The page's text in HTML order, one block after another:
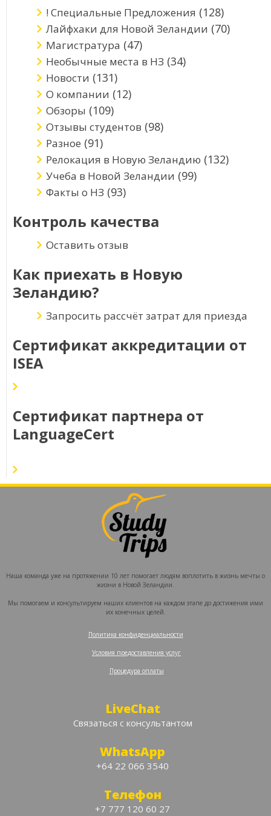
! Специальные Предложения (128)
Лайфхаки для Новой Зеландии (70)
Магистратура (47)
Необычные места в НЗ (34)
Новости (131)
О компании (12)
Обзоры (109)
Отзывы студентов (98)
Разное (91)
Релокация в Новую Зеландию (132)
Учеба в Новой Зеландии (99)
Факты о НЗ (93)
Контроль качества
Оставить отзыв
Как приехать в Новую
Зеландию?
Запросить рассчёт затрат для приезда
Сертификат аккредитации от
ISEA
Сертификат партнера от
LanguageCert
Наша команда уже на протяжении 10 лет помогает людям воплотить в жизнь мечты о
жизни в Новой Зеландии.
Мы помогаем и консультируем наших клиентов на каждом этапе до достижения ими
их конечных целей.
Политика конфиденциальности
Условия предоставления услуг
Процедура оплаты
LiveChat
Связаться с консультантом
WhatsApp
+64 22 066 3540
Телефон
+7 777 120 60 27